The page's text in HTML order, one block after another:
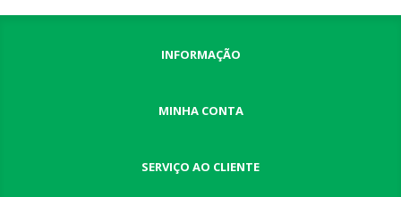
INFORMAÇÃO
MINHA CONTA
SERVIÇO AO CLIENTE